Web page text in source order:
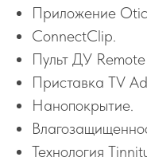
Приложение
ConnectClip.
Пульт ДУ
Приставка TV
Нанопокрытие.
Технология